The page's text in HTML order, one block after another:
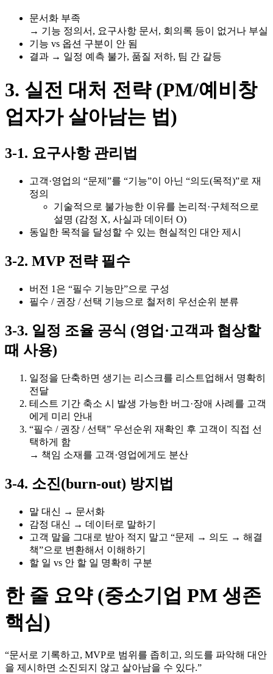
문서화 부족
→ 기능 정의서, 요구사항 문서, 회의록 등이 없거나 부실
기능 vs 옵션 구분이 안 됨
결과 → 일정 예측 불가, 품질 저하, 팀 간 갈등
3. 실전 대처 전략 (PM/예비창
업자가 살아남는 법)
3-1. 요구사항 관리법
고객·영업의 “문제”를 “기능”이 아닌 “의도(목적)”로 재
정의
기술적으로 불가능한 이유를 논리적·구체적으로
설명 (감정 X, 사실과 데이터 O)
동일한 목적을 달성할 수 있는 현실적인 대안 제시
3-2. MVP 전략 필수
버전 1은 “필수 기능만”으로 구성
필수 / 권장 / 선택 기능으로 철저히 우선순위 분류
3-3. 일정 조율 공식 (영업·고객과 협상할
때 사용)
일정을 단축하면 생기는 리스크를 리스트업해서 명확히
전달
테스트 기간 축소 시 발생 가능한 버그·장애 사례를 고객
에게 미리 안내
“필수 / 권장 / 선택” 우선순위 재확인 후 고객이 직접 선
택하게 함
→ 책임 소재를 고객·영업에게도 분산
3-4. 소진(burn-out) 방지법
말 대신 → 문서화
감정 대신 → 데이터로 말하기
고객 말을 그대로 받아 적지 말고 “문제 → 의도 → 해결
책”으로 변환해서 이해하기
할 일 vs 안 할 일 명확히 구분
한 줄 요약 (중소기업 PM 생존
핵심)
“문서로 기록하고, MVP로 범위를 좁히고, 의도를 파악해 대안
을 제시하면 소진되지 않고 살아남을 수 있다.”